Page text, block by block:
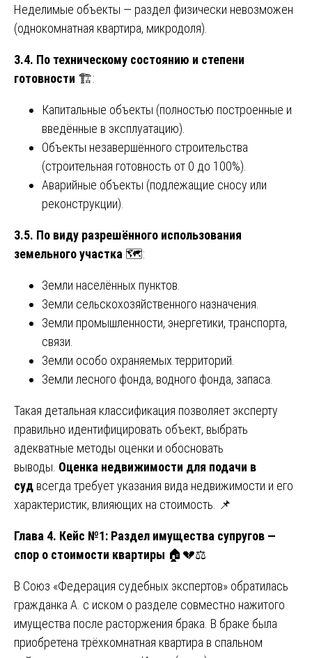
Неделимые объекты — раздел физически невозможен
(однокомнатная квартира, микродоля).
3.4. По техническому состоянию и степени
готовности 🏗️:
Капитальные объекты (полностью построенные и
введённые в эксплуатацию).
Объекты незавершённого строительства
(строительная готовность от 0 до 100%).
Аварийные объекты (подлежащие сносу или
реконструкции).
3.5. По виду разрешённого использования
земельного участка 🗺️:
Земли населённых пунктов.
Земли сельскохозяйственного назначения.
Земли промышленности, энергетики, транспорта,
связи.
Земли особо охраняемых территорий.
Земли лесного фонда, водного фонда, запаса.
Такая детальная классификация позволяет эксперту
правильно идентифицировать объект, выбрать
адекватные методы оценки и обосновать
выводы. Оценка недвижимости для подачи в
суд всегда требует указания вида недвижимости и его
характеристик, влияющих на стоимость. 📌
Глава 4. Кейс №1: Раздел имущества супругов —
спор о стоимости квартиры 🏠💔⚖️
В Союз «Федерация судебных экспертов» обратилась
гражданка А. с иском о разделе совместно нажитого
имущества после расторжения брака. В браке была
приобретена трёхкомнатная квартира в спальном